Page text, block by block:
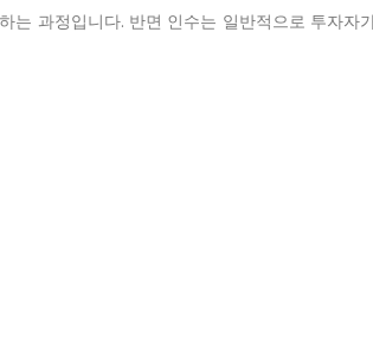
과정입니다. 반면 인수는 일반적으로 투자자